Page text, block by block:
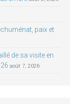
paix et
de sa visite en
août 7, 2026